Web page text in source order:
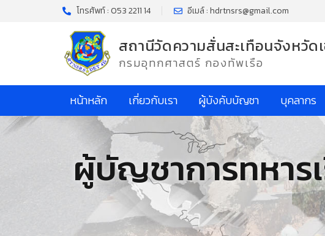
โทรศัพท์ : 053 2211 14 อีเมล์ : hdrtnsrs@gmail.com
สถานีวัดความสั่นสะเทือนจังหวัด
กรมอุทกศาสตร์ กองทัพเรือ
หน้าหลัก เกี่ยวกับเรา ผู้บังคับบัญชา บุคลากร
ผู้บัญชาการทหาร